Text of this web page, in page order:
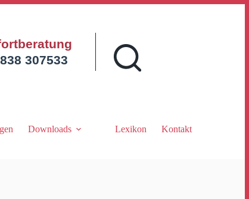
307533
Downloads Lexikon Kontakt